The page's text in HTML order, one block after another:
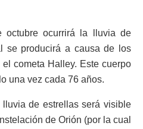
ocurrirá la lluvia de
se producirá a causa de los
cometa Halley. Este cuerpo
una vez cada 76 años.
de estrellas será visible
de Orión (por la cual